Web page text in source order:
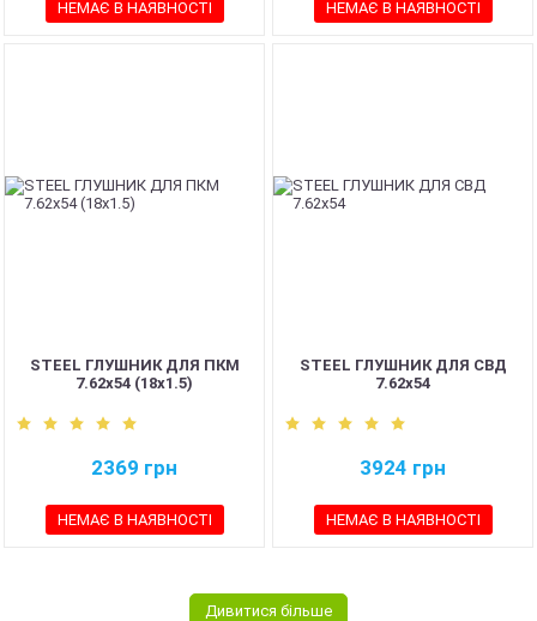
НЕМАЄ В НАЯВНОСТІ НЕМАЄ В НАЯВНОСТІ
STEEL ГЛУШНИК ДЛЯ ПКМ
7.62х54 (18х1.5)
2369 грн
НЕМАЄ В НАЯВНОСТІ
STEEL ГЛУШНИК ДЛЯ СВД
7.62х54
3924 грн
НЕМАЄ В НАЯВНОСТІ
Дивитися більше